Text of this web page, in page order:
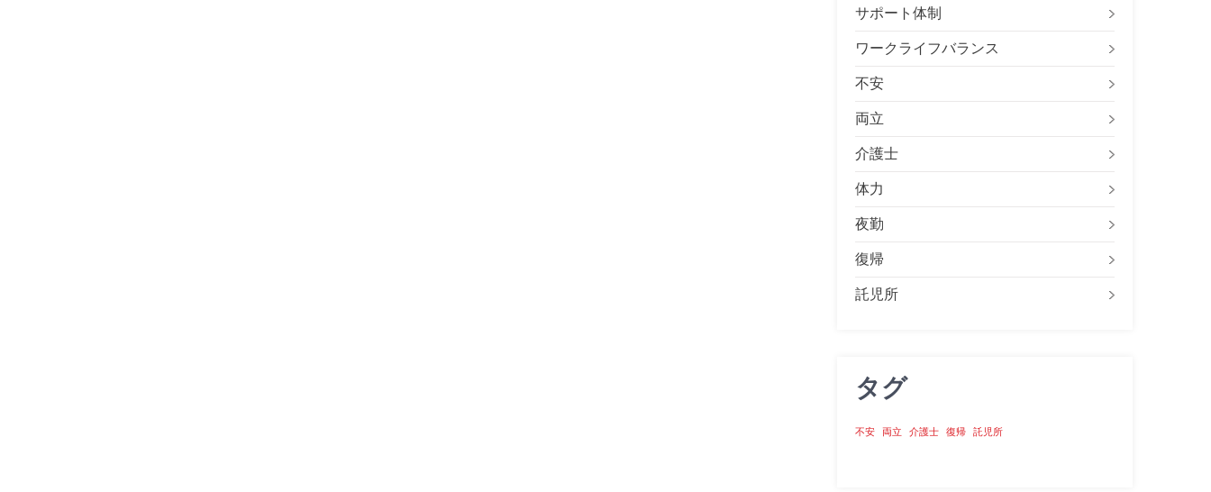
サポート体制
ワークライフバランス
不安
両立
介護士
体力
夜勤
復帰
託児所
タグ
不安 両立 介護士 復帰 託児所